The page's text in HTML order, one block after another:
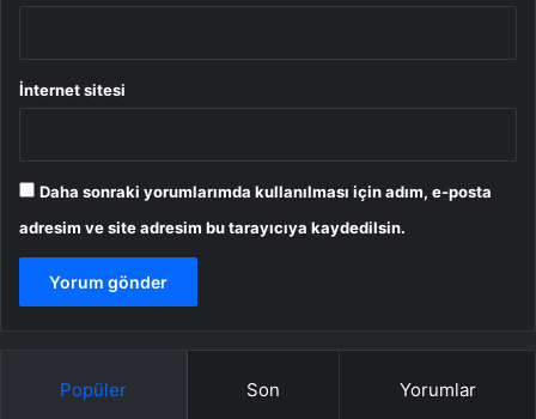
İnternet sitesi
Daha sonraki yorumlarımda kullanılması için adım, e-posta
adresim ve site adresim bu tarayıcıya kaydedilsin.
Popüler Son Yorumlar